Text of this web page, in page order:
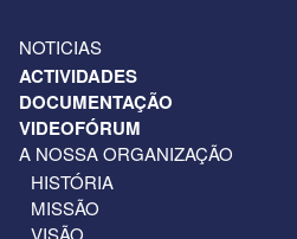
NOTICIAS
ACTIVIDADES
DOCUMENTAÇÃO
VIDEOFÓRUM
A NOSSA ORGANIZAÇÃO
HISTÓRIA
MISSÃO
VISÃO